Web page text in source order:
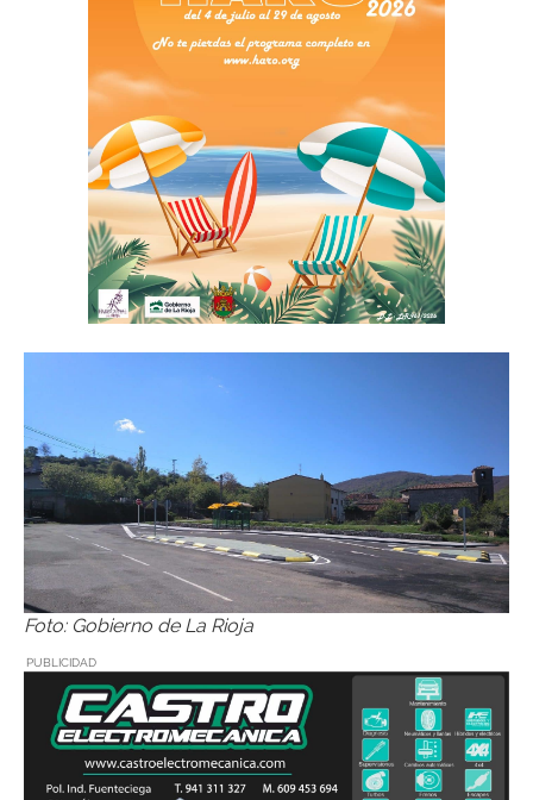
Foto: Gobierno de La Rioja
PUBLICIDAD